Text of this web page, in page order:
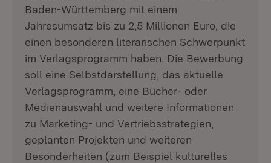
Baden-Württemberg mit einem
Jahresumsatz bis zu 2,5 Millionen Euro, die
einen besonderen literarischen Schwerpunkt
im Verlagsprogramm haben. Die Bewerbung
soll eine Selbstdarstellung, das aktuelle
Verlagsprogramm, eine Bücher- oder
Medienauswahl und weitere Informationen
zu Marketing- und Vertriebsstrategien,
geplanten Projekten und weiteren
Besonderheiten (zum Beispiel kulturelles